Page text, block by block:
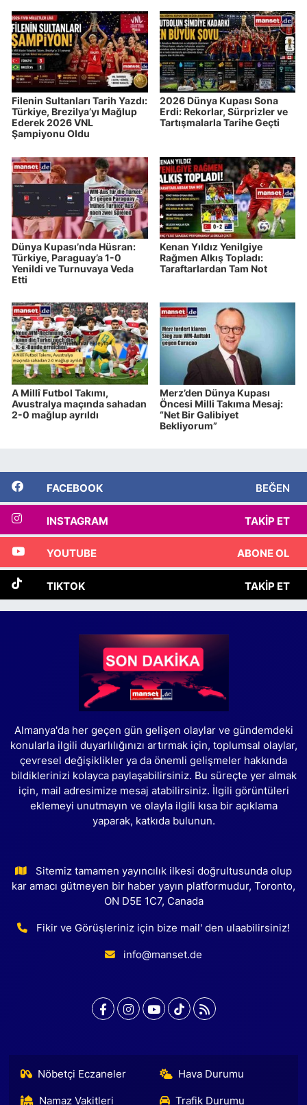
Filenin Sultanları Tarih Yazdı:
Türkiye, Brezilya’yı Mağlup
Ederek 2026 VNL
Şampiyonu Oldu
2026 Dünya Kupası Sona
Erdi: Rekorlar, Sürprizler ve
Tartışmalarla Tarihe Geçti
Dünya Kupası’nda Hüsran:
Türkiye, Paraguay’a 1-0
Yenildi ve Turnuvaya Veda
Etti
Kenan Yıldız Yenilgiye
Rağmen Alkış Topladı:
Taraftarlardan Tam Not
A Millî Futbol Takımı,
Avustralya maçında sahadan
2-0 mağlup ayrıldı
Merz’den Dünya Kupası
Öncesi Milli Takıma Mesaj:
“Net Bir Galibiyet
Bekliyorum”
FACEBOOK BEĞEN
INSTAGRAM TAKIP ET
YOUTUBE ABONE OL
TIKTOK TAKIP ET
Almanya'da her geçen gün gelişen olaylar ve gündemdeki
konularla ilgili duyarlılığınızı artırmak için, toplumsal olaylar,
çevresel değişiklikler ya da önemli gelişmeler hakkında
bildiklerinizi kolayca paylaşabilirsiniz. Bu süreçte yer almak
için, mail adresimize mesaj atabilirsiniz. İlgili görüntüleri
eklemeyi unutmayın ve olayla ilgili kısa bir açıklama
yaparak, katkıda bulunun.
Sitemiz tamamen yayıncılık ilkesi doğrultusunda olup
kar amacı gütmeyen bir haber yayın platformudur, Toronto,
ON D5E 1C7, Canada
Fikir ve Görüşleriniz için bize mail' den ulaabilirsiniz!
info@manset.de
Nöbetçi Eczaneler Hava Durumu
Namaz Vakitleri Trafik Durumu